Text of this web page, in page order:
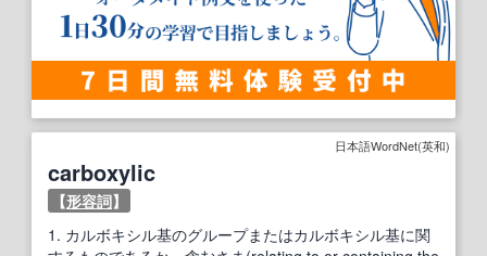
日本語WordNet(英和)
carboxylic
【形容詞】
1. カルボキシル基のグループまたはカルボキシル基に関